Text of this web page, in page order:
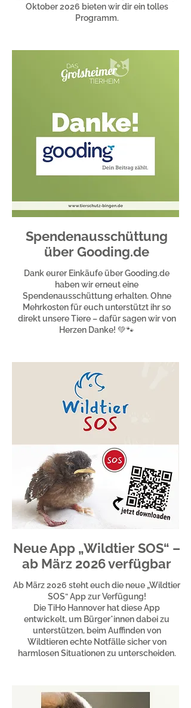
Oktober 2026 bieten wir dir ein tolles
Programm.
Spendenausschüttung
über Gooding.de
Dank eurer Einkäufe über Gooding.de
haben wir erneut eine
Spendenausschüttung erhalten. Ohne
Mehrkosten für euch unterstützt ihr so
direkt unsere Tiere – dafür sagen wir von
Herzen Danke! 💚🐾
Neue App „Wildtier SOS“ –
ab März 2026 verfügbar
Ab März 2026 steht euch die neue „Wildtier
SOS“ App zur Verfügung!
Die TiHo Hannover hat diese App
entwickelt, um Bürger*innen dabei zu
unterstützen, beim Auffinden von
Wildtieren echte Notfälle sicher von
harmlosen Situationen zu unterscheiden.